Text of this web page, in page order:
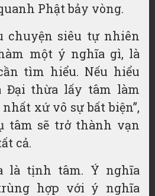
Phật bảy vòng.
chuyện siêu tự nhiên
một ý nghĩa gì, là
tìm hiểu. Nếu hiểu
Đại thừa lấy tâm làm
xứ vô sự bất biện”,
tâm sẽ trở thành vạn
cả.
là tịnh tâm. Ý nghĩa
hợp với ý nghĩa